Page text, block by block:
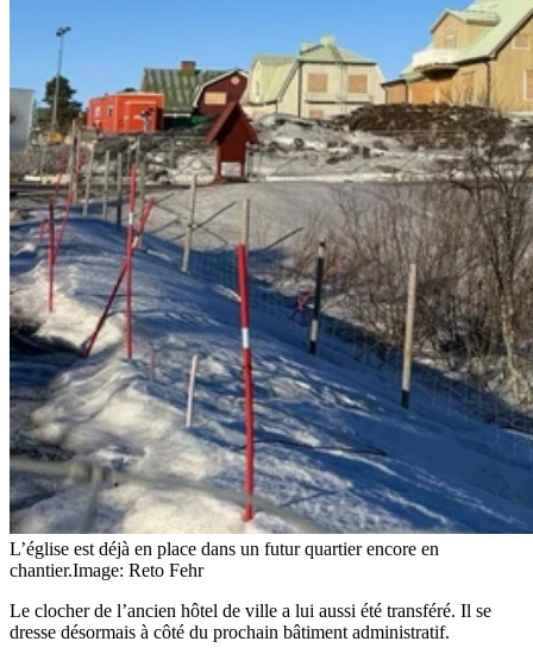
L’église est déjà en place dans un futur quartier encore en
chantier.Image: Reto Fehr
Le clocher de l’ancien hôtel de ville a lui aussi été transféré. Il se
dresse désormais à côté du prochain bâtiment administratif.